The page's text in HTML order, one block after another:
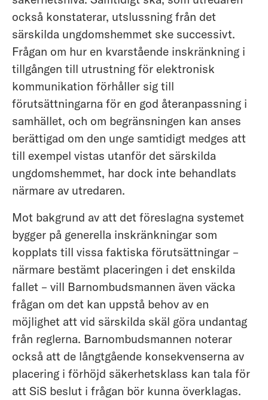
också konstaterar, utslussning från det
särskilda ungdomshemmet ske successivt.
Frågan om hur en kvarstående inskränkning i
tillgången till utrustning för elektronisk
kommunikation förhåller sig till
förutsättningarna för en god återanpassning i
samhället, och om begränsningen kan anses
berättigad om den unge samtidigt medges att
till exempel vistas utanför det särskilda
ungdomshemmet, har dock inte behandlats
närmare av utredaren.
Mot bakgrund av att det föreslagna systemet
bygger på generella inskränkningar som
kopplats till vissa faktiska förutsättningar –
närmare bestämt placeringen i det enskilda
fallet – vill Barnombudsmannen även väcka
frågan om det kan uppstå behov av en
möjlighet att vid särskilda skäl göra undantag
från reglerna. Barnombudsmannen noterar
också att de långtgående konsekvenserna av
placering i förhöjd säkerhetsklass kan tala för
att SiS beslut i frågan bör kunna överklagas.